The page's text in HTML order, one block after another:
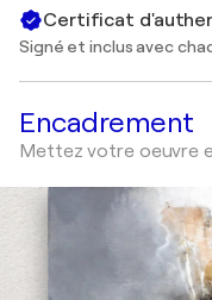
Certificat
Signé et inclus avec
Encadrement
Mettez votre oeuvre